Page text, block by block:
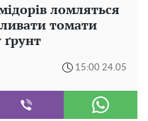
ломляться
томати
ґрунт
15:00 24.05